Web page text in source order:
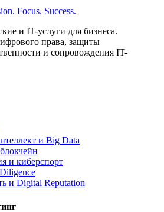
Focus. Success.
и IT-услуги для бизнеса.
права, защиты
и сопровождения IT-
и Big Data
и киберспорт
и Digital Reputation